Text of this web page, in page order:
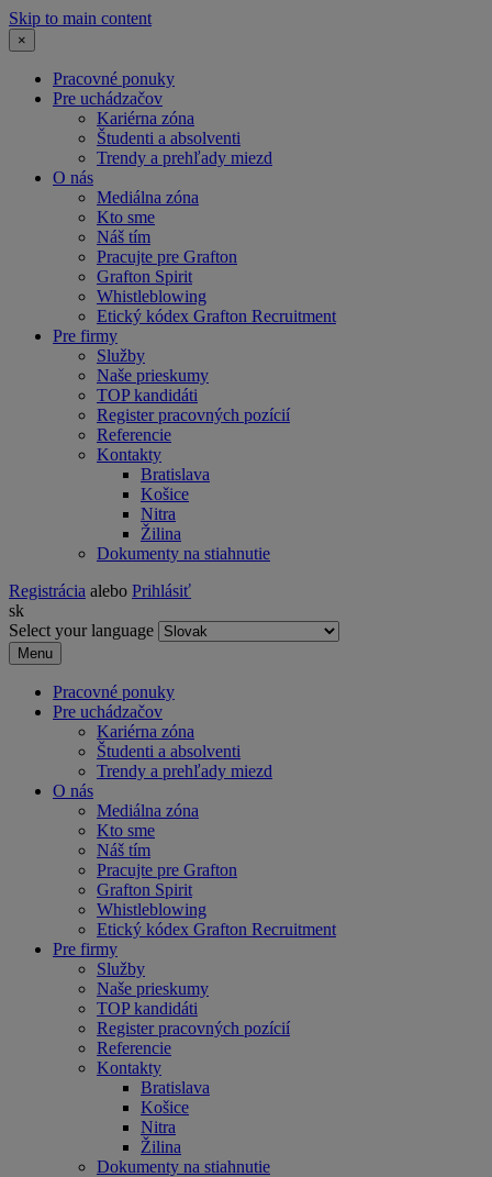
Skip to main content
×
Pracovné ponuky
Pre uchádzačov
Kariérna zóna
Študenti a absolventi
Trendy a prehľady miezd
O nás
Mediálna zóna
Kto sme
Náš tím
Pracujte pre Grafton
Grafton Spirit
Whistleblowing
Etický kódex Grafton Recruitment
Pre firmy
Služby
Naše prieskumy
TOP kandidáti
Register pracovných pozícií
Referencie
Kontakty
Bratislava
Košice
Nitra
Žilina
Dokumenty na stiahnutie
Registrácia alebo Prihlásiť
sk
Select your language
Menu
Pracovné ponuky
Pre uchádzačov
Kariérna zóna
Študenti a absolventi
Trendy a prehľady miezd
O nás
Mediálna zóna
Kto sme
Náš tím
Pracujte pre Grafton
Grafton Spirit
Whistleblowing
Etický kódex Grafton Recruitment
Pre firmy
Služby
Naše prieskumy
TOP kandidáti
Register pracovných pozícií
Referencie
Kontakty
Bratislava
Košice
Nitra
Žilina
Dokumenty na stiahnutie